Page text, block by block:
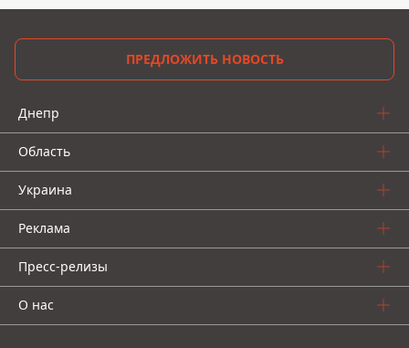
ПРЕДЛОЖИТЬ НОВОСТЬ
Днепр
Область
Украина
Реклама
Пресс-релизы
О нас